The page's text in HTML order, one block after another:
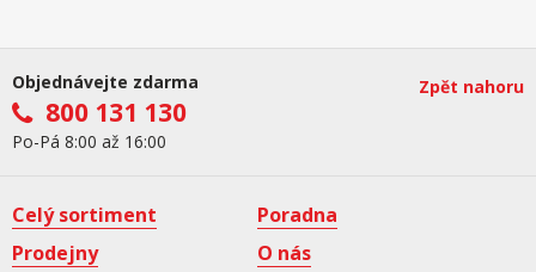
Objednávejte zdarma
800 131 130
Po-Pá 8:00 až 16:00
Zpět nahoru
Celý sortiment
Poradna
Prodejny
O nás